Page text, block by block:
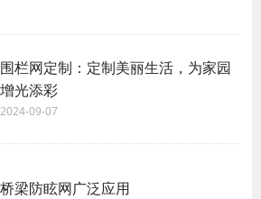
围栏网定制：定制美丽生活，为家园
增光添彩
2024-09-07
桥梁防眩网广泛应用